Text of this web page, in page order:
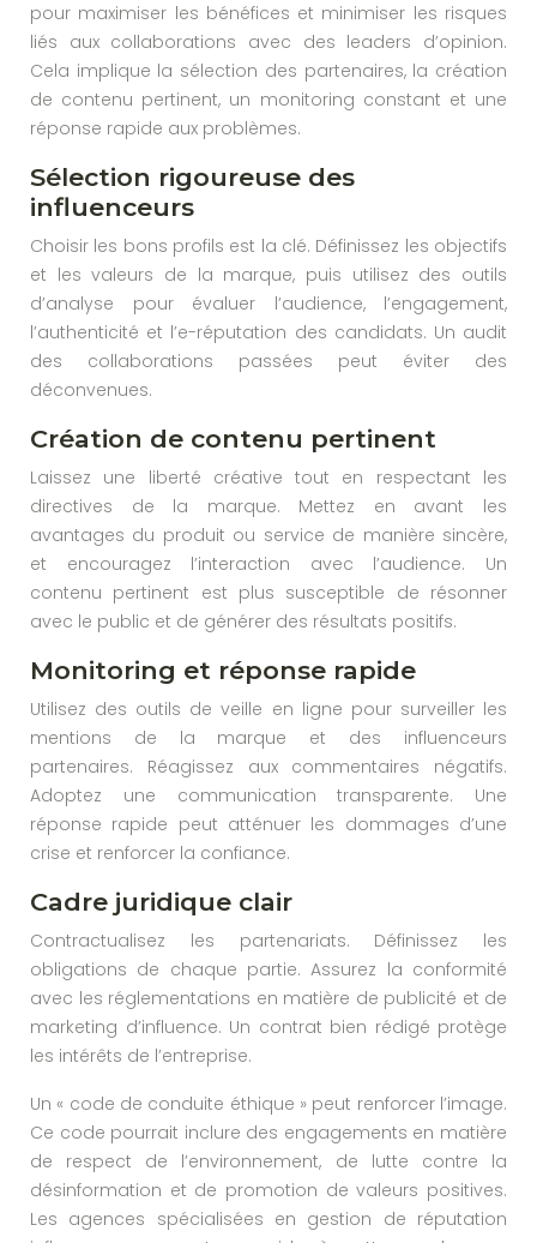
pour maximiser les bénéfices et minimiser les risques
liés aux collaborations avec des leaders d’opinion.
Cela implique la sélection des partenaires, la création
de contenu pertinent, un monitoring constant et une
réponse rapide aux problèmes.
Sélection rigoureuse des
influenceurs
Choisir les bons profils est la clé. Définissez les objectifs
et les valeurs de la marque, puis utilisez des outils
d’analyse pour évaluer l’audience, l’engagement,
l’authenticité et l’e-réputation des candidats. Un audit
des collaborations passées peut éviter des
déconvenues.
Création de contenu pertinent
Laissez une liberté créative tout en respectant les
directives de la marque. Mettez en avant les
avantages du produit ou service de manière sincère,
et encouragez l’interaction avec l’audience. Un
contenu pertinent est plus susceptible de résonner
avec le public et de générer des résultats positifs.
Monitoring et réponse rapide
Utilisez des outils de veille en ligne pour surveiller les
mentions de la marque et des influenceurs
partenaires. Réagissez aux commentaires négatifs.
Adoptez une communication transparente. Une
réponse rapide peut atténuer les dommages d’une
crise et renforcer la confiance.
Cadre juridique clair
Contractualisez les partenariats. Définissez les
obligations de chaque partie. Assurez la conformité
avec les réglementations en matière de publicité et de
marketing d’influence. Un contrat bien rédigé protège
les intérêts de l’entreprise.
Un « code de conduite éthique » peut renforcer l’image.
Ce code pourrait inclure des engagements en matière
de respect de l’environnement, de lutte contre la
désinformation et de promotion de valeurs positives.
Les agences spécialisées en gestion de réputation